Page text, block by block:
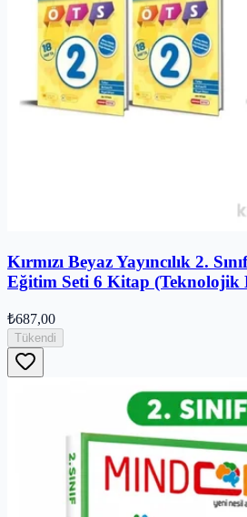
Kırmızı Beyaz Yayıncılık 2.
Eğitim Seti 6 Kitap (Teknolojik
₺687,00
Tükendi